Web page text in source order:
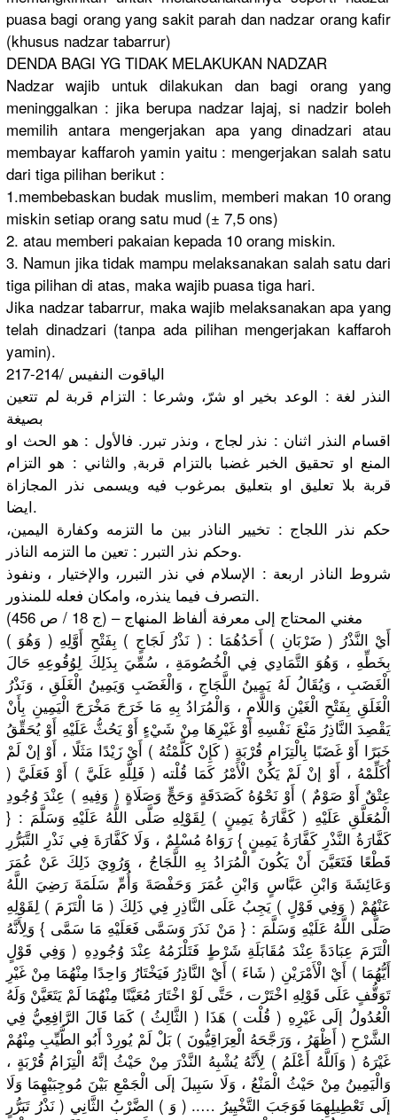
puasa bagi orang yang sakit parah dan nadzar orang kafir
(khusus nadzar tabarrur)
DENDA BAGI YG TIDAK MELAKUKAN NADZAR
Nadzar wajib untuk dilakukan dan bagi orang yang
meninggalkan : jika berupa nadzar lajaj, si nadzir boleh
memilih antara mengerjakan apa yang dinadzari atau
membayar kaffaroh yamin yaitu : mengerjakan salah satu
dari tiga pilihan berikut :
1.membebaskan budak muslim, memberi makan 10 orang
miskin setiap orang satu mud (± 7,5 ons)
2. atau memberi pakaian kepada 10 orang miskin.
3. Namun jika tidak mampu melaksanakan salah satu dari
tiga pilihan di atas, maka wajib puasa tiga hari.
Jika nadzar tabarrur, maka wajib melaksanakan apa yang
telah dinadzari (tanpa ada pilihan mengerjakan kaffaroh
yamin).
الياقوت النفيس /214-217
النذر لغة : الوعد بخير او شرّ، وشرعا : التزام قربة لم تتعين
بصيغة
اقسام النذر اثنان : نذر لجاج ، ونذر تبرر. فالأول : هو الحث او
المنع او تحقيق الخبر غضبا بالتزام قربة, والثاني : هو التزام
قربة بلا تعليق او بتعليق بمرغوب فيه ويسمى نذر المجازاة
ايضا.
حكم نذر اللجاج : تخيير الناذر بين ما التزمه وكفارة اليمين،
وحكم نذر التبرر : تعين ما التزمه الناذر.
شروط الناذر اربعة : الإسلام في نذر التبرر، والإختيار ، ونفوذ
التصرف فيما ينذره، وامكان فعله للمنذور.
مغني المحتاج إلى معرفة ألفاظ المنهاج – (ج 18 / ص 456)
( وَهُوَ ) أَيْ النَّذْرُ ( ضَرْبَانِ ) أَحَدُهُمَا : ( نَذْرُ لَجَاجٍ ) بِفَتْحِ أَوَّلِهِ
بِخَطِّهِ ، وَهُوَ التَّمَادِي فِي الْخُصُومَةِ ، سُمِّيَ بِذَلِكَ لِوُقُوعِهِ حَالَ
الْغَضَبِ ، وَيُقَالُ لَهُ يَمِينُ اللَّجَاجِ ، وَالْغَضَبِ وَيَمِينُ الْغَلَقِ ، وَنَذْرُ
الْغَلَقِ بِفَتْحِ الْغَيْنِ وَاللَّامِ ، وَالْمُرَادُ بِهِ مَا خَرَجَ مَخْرَجَ الْيَمِينِ بِأَنْ
يَقْصِدَ النَّاذِرُ مَنْعَ نَفْسِهِ أَوْ غَيْرِهَا مِنْ شَيْءٍ أَوْ يَحُثُّ عَلَيْهِ أَوْ يُحَقِّقُ
خَبَرًا أَوْ غَضَبًا بِالْتِزَامِ قُرْبَةٍ ( كَإِنْ كَلَّمْتُهُ ) أَيْ زَيْدًا مَثَلًا ، أَوْ إنْ لَمْ
أُكَلِّمْهُ ، أَوْ إنْ لَمْ يَكُنْ الْأَمْرُ كَمَا قُلْته ( فَلِلَّهِ عَلَيَّ ) أَوْ فَعَلَيَّ (
عِتْقٌ أَوْ صَوْمٌ ) أَوْ نَحْوُهُ كَصَدَقَةٍ وَحَجٍّ وَصَلَاةٍ ( وَفِيهِ ) عِنْدَ وُجُودِ
الْمُعَلَّقِ عَلَيْهِ ( كَفَّارَةُ يَمِينٍ ) لِقَوْلِهِ صَلَّى اللَّهُ عَلَيْهِ وَسَلَّمَ : {
كَفَّارَةُ النَّذْرِ كَفَّارَةُ يَمِينٍ } رَوَاهُ مُسْلِمٌ ، وَلَا كَفَّارَةَ فِي نَذْرِ التَّبَرُّرِ
قَطْعًا فَتَعَيَّنَ أَنْ يَكُونَ الْمُرَادُ بِهِ اللَّجَاجُ ، وَرُوِيَ ذَلِكَ عَنْ عُمَرَ
وَعَائِشَةَ وَابْنِ عَبَّاسٍ وَابْنِ عُمَرَ وَحَفْصَةَ وَأُمِّ سَلَمَةَ رَضِيَ اللَّهُ
عَنْهُمْ ( وَفِي قَوْلٍ ) يَجِبُ عَلَى النَّاذِرِ فِي ذَلِكَ ( مَا الْتَزَمَ ) لِقَوْلِهِ
صَلَّى اللَّهُ عَلَيْهِ وَسَلَّمَ : { مَنْ نَذَرَ وَسَمَّى فَعَلَيْهِ مَا سَمَّى } وَلِأَنَّهُ
الْتَزَمَ عِبَادَةً عِنْدَ مُقَابَلَةِ شَرْطٍ فَتَلْزَمُهُ عِنْدَ وُجُودِهِ ( وَفِي قَوْلٍ
أَيُّهُمَا ) أَيْ الْأَمْرَيْنِ ( شَاءَ ) أَيْ النَّاذِرُ فَيَخْتَارُ وَاحِدًا مِنْهُمَا مِنْ غَيْرِ
تَوَقُّفٍ عَلَى قَوْلِهِ اخْتَرْت ، حَتَّى لَوْ اخْتَارَ مُعَيَّنًا مِنْهُمَا لَمْ يَتَعَيَّنْ وَلَهُ
الْعُدُولُ إلَى غَيْرِهِ ( قُلْت ) هَذَا ( الثَّالِثُ ) كَمَا قَالَ الرَّافِعِيُّ فِي
الشَّرْحِ ( أَظْهَرُ ، وَرَجَّحَهُ الْعِرَاقِيُّون َ ) بَلْ لَمْ يُورِدْ أَبُو الطَّيِّبِ مِنْهُمْ
غَيْرَهُ ( وَاَللَّهُ أَعْلَمُ ) لِأَنَّهُ يُشْبِهُ النَّذْرَ مِنْ حَيْثُ إنَّهُ الْتِزَامُ قُرْبَةٍ ،
وَالْيَمِينُ مِنْ حَيْثُ الْمَنْعُ ، وَلَا سَبِيلَ إلَى الْجَمْعِ بَيْنَ مُوجِبَيْهِمَا وَلَا
إلَى تَعْطِيلِهِمَا فَوَجَبَ التَّخْيِيرُ ….. ( وَ ) الضَّرْبُ الثَّانِي ( نَذْرُ تَبَرُّرٍ